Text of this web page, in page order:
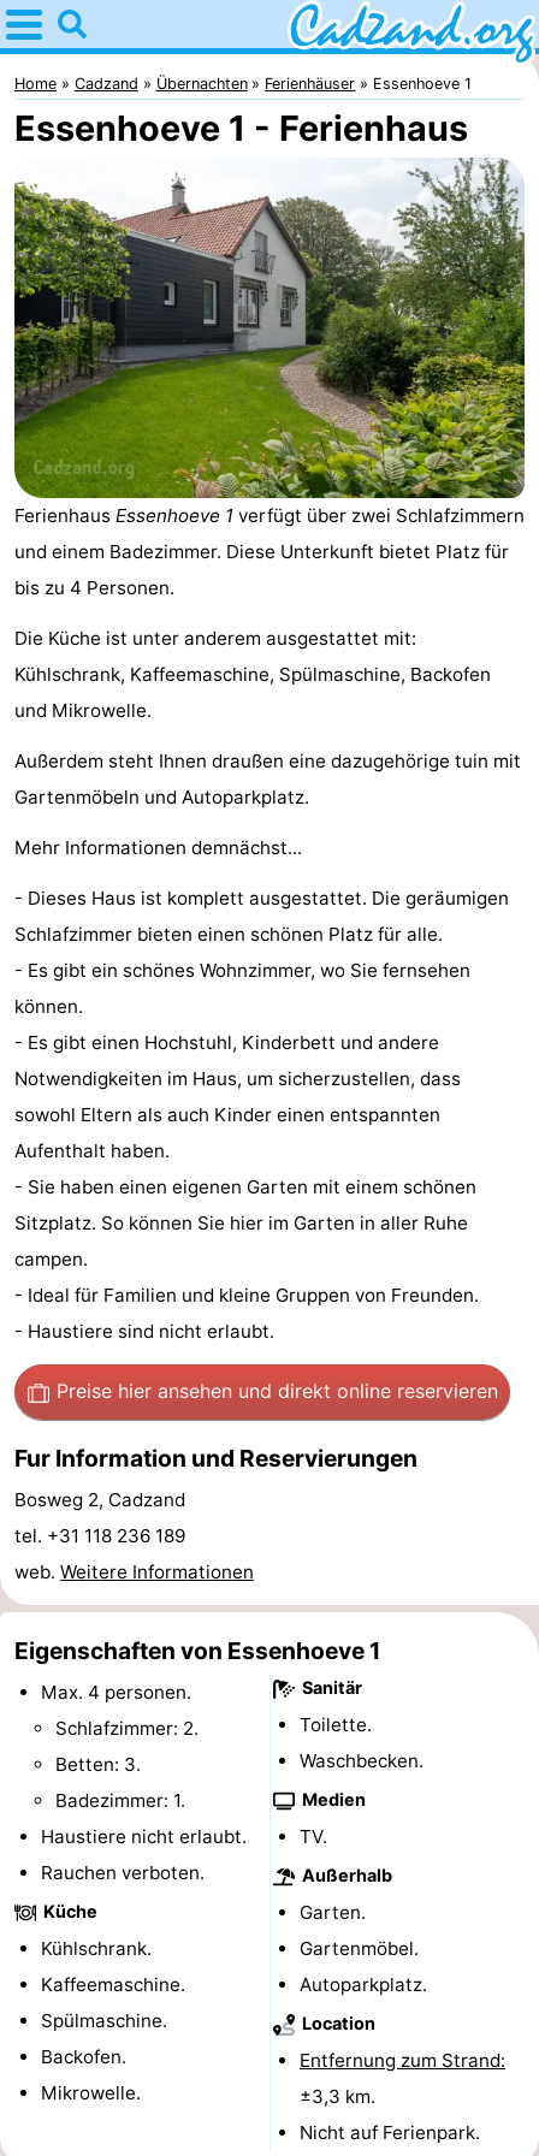
Home
Cadzand
Tipps
Für
kindern
Übernachten
Appartements
Campingplätze
Ferienhäuser
-
Bad
-
Nieuwvliet-
Meulinge
EuroParcs
-
Noordzee
Résidence
Cadzand-
Bad
-
Resort
Nieuwvliet-
Bad
-
Schoneveld
-
Strand
Resort
Nieuwvliet-
Bad
-
Waterdunen
-
Zonneweelde
Zwinhoeve
Hotels
Lastminutes
Strand
Sehen
&
tun
-
Museen
-
Mühlen
-
Aussichtspunkte
Attraktionen
-
Rundfahrten
-
Spielplätze
Indoor-
Spielplätze
Bowling
Minigolfplätze
Wellness-
Zentren
Dörfer
&
Städte
Natur
Sport
-
Home Cadzand Übernachten Ferienhäuser Essenhoeve 1
Essenhoeve 1 - Ferienhaus
Ferienhaus Essenhoeve 1 verfügt über zwei Schlafzimmern
und einem Badezimmer. Diese Unterkunft bietet Platz für
bis zu 4 Personen.
Die Küche ist unter anderem ausgestattet mit:
Kühlschrank, Kaffeemaschine, Spülmaschine, Backofen
und Mikrowelle.
Außerdem steht Ihnen draußen eine dazugehörige tuin mit
Gartenmöbeln und Autoparkplatz.
Mehr Informationen demnächst...
- Dieses Haus ist komplett ausgestattet. Die geräumigen
Schlafzimmer bieten einen schönen Platz für alle.
- Es gibt ein schönes Wohnzimmer, wo Sie fernsehen
können.
- Es gibt einen Hochstuhl, Kinderbett und andere
Notwendigkeiten im Haus, um sicherzustellen, dass
sowohl Eltern als auch Kinder einen entspannten
Aufenthalt haben.
- Sie haben einen eigenen Garten mit einem schönen
Sitzplatz. So können Sie hier im Garten in aller Ruhe
campen.
- Ideal für Familien und kleine Gruppen von Freunden.
- Haustiere sind nicht erlaubt.
Preise hier ansehen und direkt online reservieren
Fur Information und Reservierungen
Bosweg 2, Cadzand
tel. +31 118 236 189
web. Weitere Informationen
Eigenschaften von Essenhoeve 1
Max. 4 personen.
Schlafzimmer: 2.
Betten: 3.
Badezimmer: 1.
Haustiere nicht erlaubt.
Rauchen verboten.
Küche
Kühlschrank.
Kaffeemaschine.
Spülmaschine.
Backofen.
Mikrowelle.
Sanitär
Toilette.
Waschbecken.
Medien
TV.
Außerhalb
Garten.
Gartenmöbel.
Autoparkplatz.
Location
Entfernung zum Strand:
±3,3 km.
Nicht auf Ferienpark.